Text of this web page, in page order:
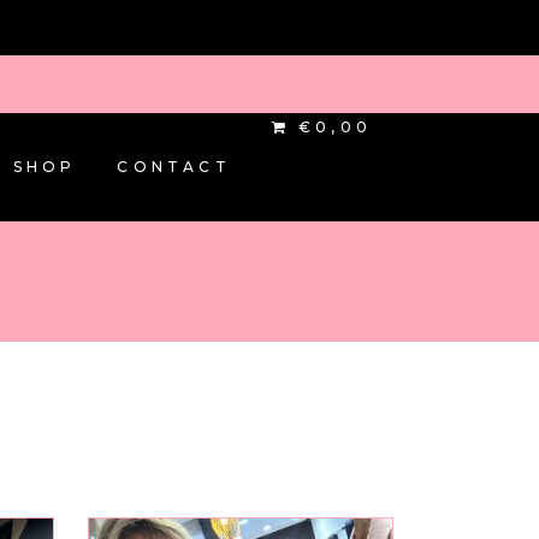
SHOP CONTACT
€0,00